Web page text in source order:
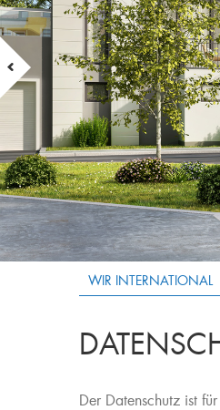
WIR INTERNATIONAL
Der Datenschutz ist